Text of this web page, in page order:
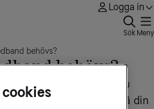
Logga in
Sök Meny
behövs?
behövs?
hur snabbt bredband du
det varierar beroende på din